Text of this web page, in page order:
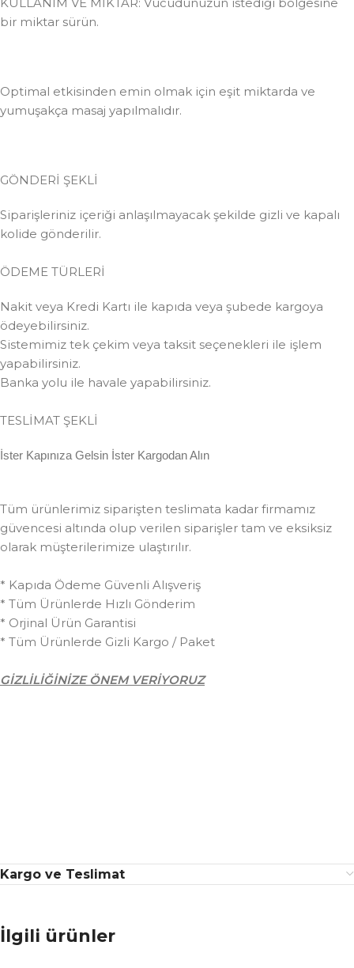
bir miktar sürün.
Optimal etkisinden emin olmak için eşit miktarda ve
yumuşakça masaj yapılmalıdır.
GÖNDERİ ŞEKLİ
Siparişleriniz içeriği anlaşılmayacak şekilde gizli ve kapalı
kolide gönderilir.
ÖDEME TÜRLERİ
Nakit veya Kredi Kartı ile kapıda veya şubede kargoya
ödeyebilirsiniz.
Sistemimiz tek çekim veya taksit seçenekleri ile işlem
yapabilirsiniz.
Banka yolu ile havale yapabilirsiniz.
TESLİMAT ŞEKLİ
İster Kapınıza Gelsin İster Kargodan Alın
Tüm ürünlerimiz siparişten teslimata kadar firmamız
güvencesi altında olup verilen siparişler tam ve eksiksiz
olarak müşterilerimize ulaştırılır.
* Kapıda Ödeme Güvenli Alışveriş
* Tüm Ürünlerde Hızlı Gönderim
* Orjinal Ürün Garantisi
* Tüm Ürünlerde Gizli Kargo / Paket
GİZLİLİĞİNİZE ÖNEM VERİYORUZ
Kargo ve Teslimat
İlgili ürünler